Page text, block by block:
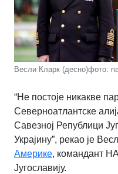
Весли Кларк (десно)фото:
“Не постоје никакве
Северноатлантске
Савезној Републици
Украјину”, рекао је
Америке, командант
Југославију.